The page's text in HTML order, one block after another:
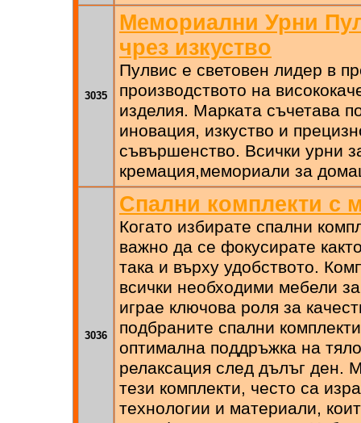
3035
Мемориални Урни
чрез изкуство
Пулвис е световен лидер в
производството на
изделия. Марката съчетава
иновация, изкуство и
съвършенство. Всички урни
кремация,мемориали за
3036
Спални комплекти с
Когато избирате спални
важно да се фокусирате
така и върху удобството.
всички необходими мебели
играе ключова роля за
подбраните спални
оптимална поддръжка на
релаксация след дълъг ден.
тези комплекти, често са
технологии и материали,